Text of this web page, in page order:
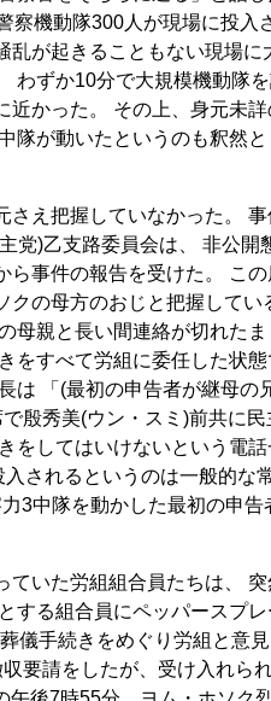
機動隊300人が現場に投入
乱が起きることもない現場に
わずか10分で大規模機動隊
近かった。 その上、身元未
隊が動いたというのも釈然と
さえ把握していなかった。
党)乙支路委員会は、 非公開
ら事件の報告を受けた。 こ
の母方のおじと把握してい
母親と長い間連絡が切れたま
をすべて労組に委任した状態
は 「(最初の申告者が継母の
殷秀美(ウン・スミ)前共に民
をしてはいけないという電
されるというのは一般的な
3中隊を動かした最初の申告
ていた労組組合員たちは、
する組合員にペッパースプ
儀手続きをめぐり労組と意
要請をしたが、受け入れら